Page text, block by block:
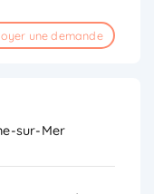
une demande
sur-Mer